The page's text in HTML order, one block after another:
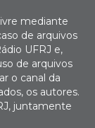
mediante
de arquivos
UFRJ e,
de arquivos
o canal da
os autores.
juntamente